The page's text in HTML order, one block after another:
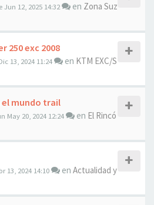
Jun 12, 2025 14:32 en Zona Suz
250 exc 2008
13, 2024 11:24 en KTM EXC/S
mundo trail
May 20, 2024 12:24 en El Rincó
13, 2024 14:10 en Actualidad y